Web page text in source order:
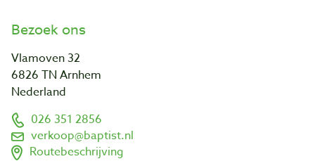
Bezoek ons
Vlamoven 32
6826 TN Arnhem
Nederland
026 351 2856
verkoop@baptist.nl
Routebeschrijving